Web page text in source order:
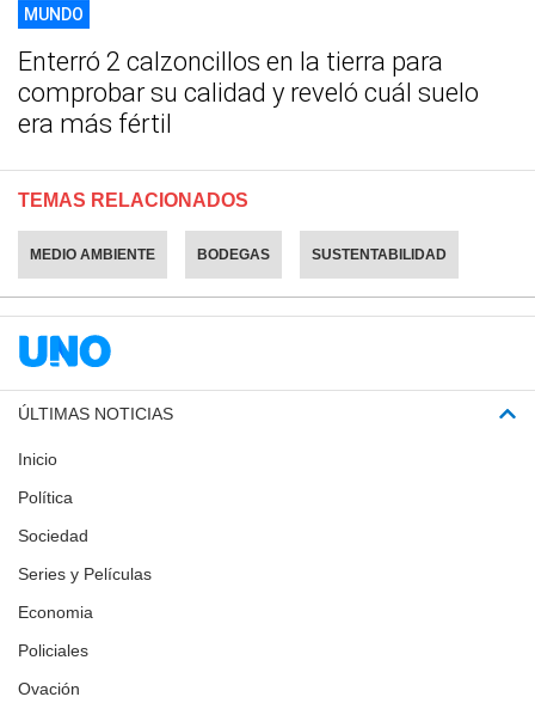
MUNDO
Enterró 2 calzoncillos en la tierra para
comprobar su calidad y reveló cuál suelo
era más fértil
TEMAS RELACIONADOS
MEDIO AMBIENTE BODEGAS SUSTENTABILIDAD
ÚLTIMAS NOTICIAS
Inicio
Política
Sociedad
Series y Películas
Economia
Policiales
Ovación